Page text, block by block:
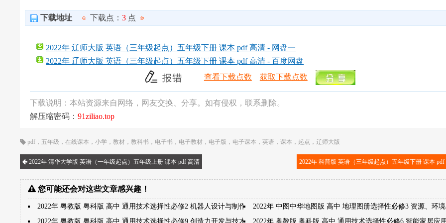
下载地址 下载点：3 点
2022年 辽师大版 英语（三年级起点）五年级下册 课本 pdf 高清 - 网盘一
2022年 辽师大版 英语（三年级起点）五年级下册 课本 pdf 高清 - 百度网盘
查看下载点数
获取下载点数
下载说明：本站资源来自网络，网友交换、分享。如有侵权，联系删除。
解压缩密码：91ziliao.top
pdf ， 五年级 ，在线课本 ，小学 ，教材 ，教科书 ， 电子书 ， 电子教材 ， 电子版 ， 电子课本 ，英语 ，课本 ， 起点 ，辽师大版
2022年 清华大学版 英语（一年级起点）五年级上册 课本 pdf 高清 2022年 科普版 英语（三年级起点）五年级下册 课本 pdf
您可能还会对这些文章感兴趣！
2022年 粤教版 粤科版 高中 通用技术选择性必修2 机器人设计与制作
2022年 中图中华地图版 高中 地理图册选择性必修3 资源、环境
2022年 粤教版 粤科版 高中 通用技术选择性必修9 创造力开发与技术发明2022年 粤教版 粤科版 高中 通用技术选择性必修6 智能家居应